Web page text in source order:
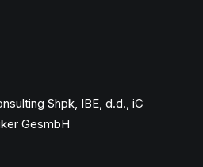
Shpk, IBE, d.d., iC
GesmbH